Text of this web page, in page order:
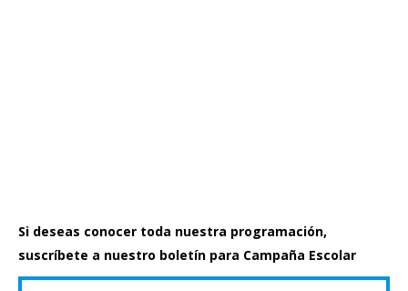
Si deseas conocer toda nuestra programación,
suscríbete a nuestro boletín para Campaña Escolar